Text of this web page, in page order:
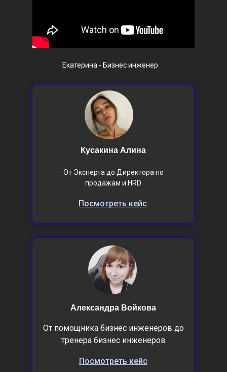
Кусакина Алина
От Эксперта до Директора по
продажам и HRD
Посмотреть кейс
Александра Войкова
От помощника бизнес инженеров до
тренера бизнес инженеров
Посмотреть кейс
Екатерина - Бизнес инженер